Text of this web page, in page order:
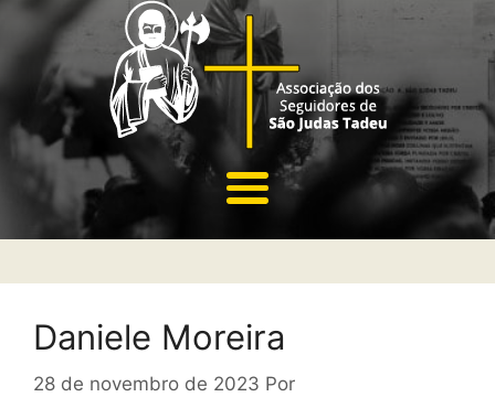
Daniele Moreira
28 de novembro de 2023 Por